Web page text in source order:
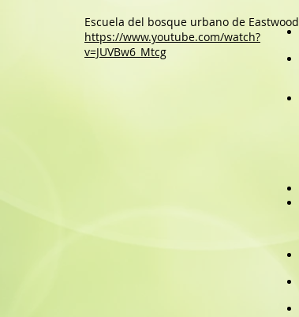
Escuela del bosque urbano de Eastwood
https://www.youtube.com/watch?
v=JUVBw6_Mtcg